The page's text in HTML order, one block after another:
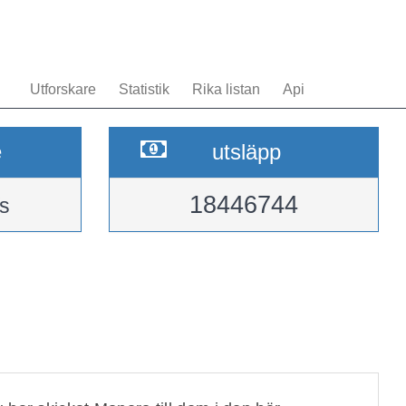
Utforskare Statistik Rika listan Api
utsläpp
18446744